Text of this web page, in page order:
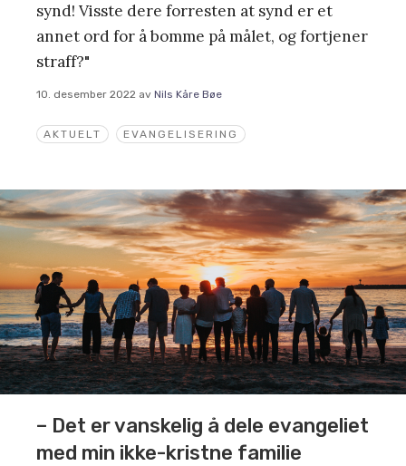
AKTUELT EVANGELISERING
synd! Visste dere forresten at synd er et
annet ord for å bomme på målet, og fortjener
straff?"
10. desember 2022 av Nils Kåre Bøe
– Det er vanskelig å dele evangeliet
med min ikke-kristne familie